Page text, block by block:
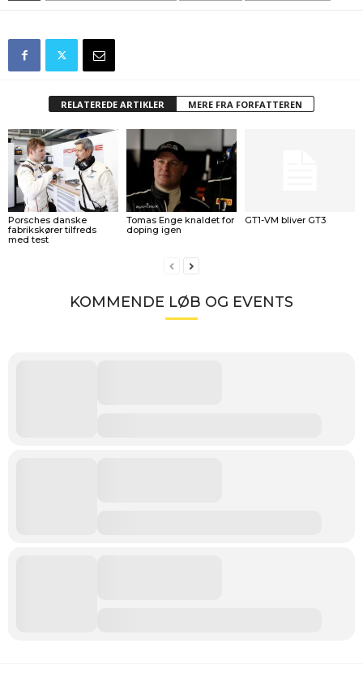
RELATEREDE ARTIKLER MERE FRA FORFATTEREN
Porsches danske
fabrikskører tilfreds
med test
Tomas Enge knaldet for
doping igen
GT1-VM bliver GT3
KOMMENDE LØB OG EVENTS